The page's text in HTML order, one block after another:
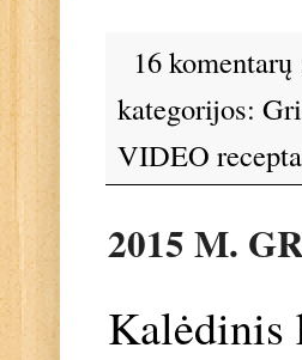
16 komentarų
kategorijos:
VIDEO
2015 M.
Kalėdinis